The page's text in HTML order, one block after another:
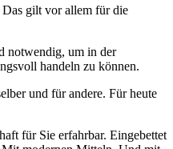
gilt vor allem für die
notwendig, um in der
handeln zu können.
und für andere. Für heute
für Sie erfahrbar. Eingebettet